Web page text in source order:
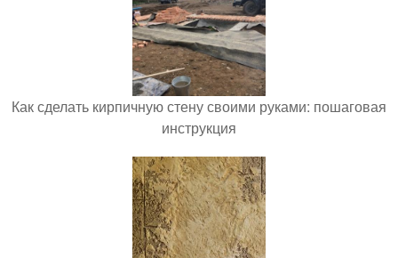
Как сделать кирпичную стену своими руками: пошаговая
инструкция